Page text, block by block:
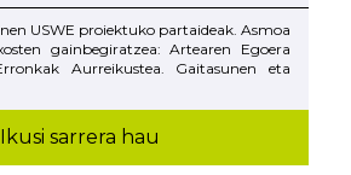
USWE proiektuko partaideak. Asmoa
gainbegiratzea: Artearen Egoera
Aurreikustea. Gaitasunen eta
Ikusi sarrera hau